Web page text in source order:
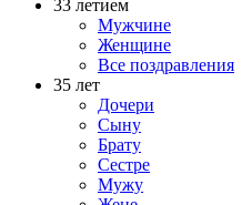
33 летием
Мужчине
Женщине
Все поздравления
35 лет
Дочери
Сыну
Брату
Сестре
Мужу